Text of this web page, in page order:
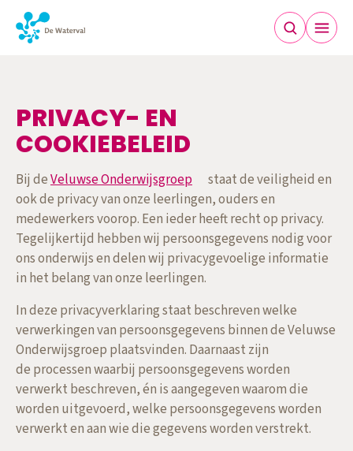
PRIVACY- EN
PRIVACY- EN
COOKIEBELEID
Bij deVeluwse Onderwijsgroep
staat de veiligheid en
ook de privacy van onze leerlingen, ouders en
medewerkers voorop. Een ieder heeft recht op privacy.
Tegelijkertijd hebben wij persoonsgegevens nodig voor
ons onderwijs en delen wij privacygevoelige informatie
in het belang van onze leerlingen.
In deze privacyverklaring staat beschreven welke
verwerkingen van persoonsgegevens binnen de Veluwse
Onderwijsgroep plaatsvinden. Daarnaast zijn
de processen waarbij persoonsgegevens worden
verwerkt beschreven, én is aangegeven waarom die
worden uitgevoerd, welke persoonsgegevens worden
verwerkt en aan wie die gegevens worden verstrekt.